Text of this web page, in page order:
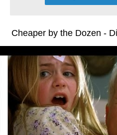
Cheaper by the Dozen -